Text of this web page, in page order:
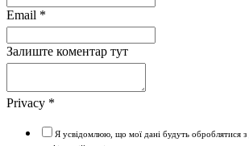
Email *
Залиште коментар тут
Privacy *
Я усвідомлюю, що мої дані будуть оброблятися